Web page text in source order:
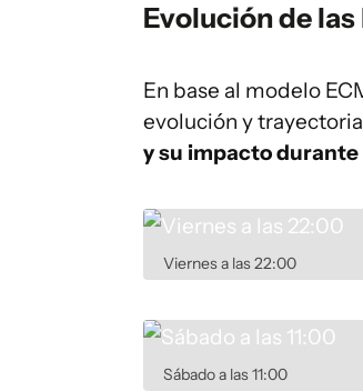
Evolución de
En base al modelo
evolución y
y su impacto durante
Viernes a las 22:00
Sábado a las 11:00